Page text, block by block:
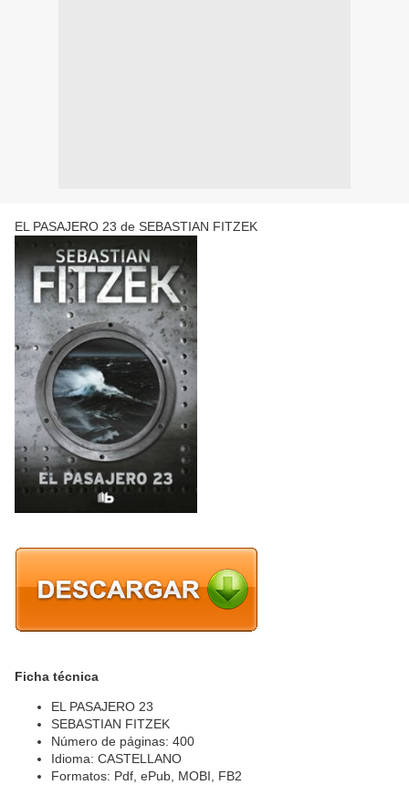
EL PASAJERO 23 de SEBASTIAN FITZEK
Ficha técnica
EL PASAJERO 23
SEBASTIAN FITZEK
Número de páginas: 400
Idioma: CASTELLANO
Formatos: Pdf, ePub, MOBI, FB2